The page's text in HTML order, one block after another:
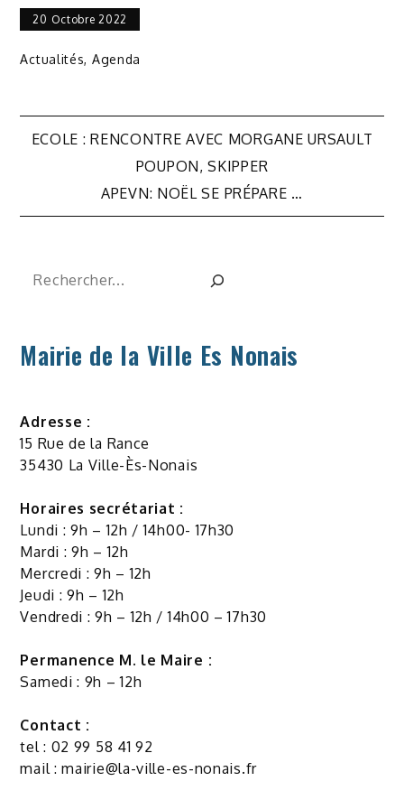
20 Octobre 2022
Actualités, Agenda
Navigation
ECOLE : RENCONTRE AVEC MORGANE URSAULT
POUPON, SKIPPER
APEVN: NOËL SE PRÉPARE …
Rechercher
Mairie de la Ville Es Nonais
Adresse :
15 Rue de la Rance
35430 La Ville-Ès-Nonais
Horaires secrétariat :
Lundi : 9h – 12h / 14h00- 17h30
Mardi : 9h – 12h
Mercredi : 9h – 12h
Jeudi : 9h – 12h
Vendredi : 9h – 12h / 14h00 – 17h30
Permanence M. le Maire :
Samedi : 9h – 12h
Contact :
tel : 02 99 58 41 92
mail :mairie@la-ville-es-nonais.fr